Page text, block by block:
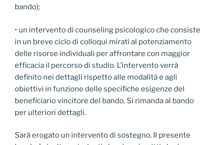
bando);
• un intervento di counseling psicologico che consiste
in un breve ciclo di colloqui mirati al potenziamento
delle risorse individuali per affrontare con maggior
efficacia il percorso di studio. L’intervento verrà
definito nei dettagli rispetto alle modalità e agli
obiettivi in funzione delle specifiche esigenze del
beneficiario vincitore del bando. Si rimanda al bando
per ulteriori dettagli.
Sarà erogato un intervento di sostegno. Il presente